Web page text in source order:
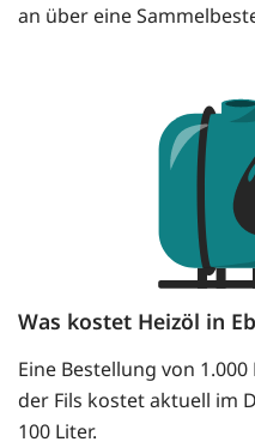
an über eine
Was kostet Heizöl in
Eine Bestellung von
der Fils kostet aktuell im
100 Liter.